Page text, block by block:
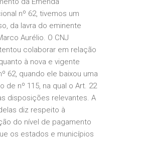
nº 62, tivemos um
da lavra do eminente
Aurélio. O CNJ
colaborar em relação
à nova e vigente
62, quando ele baixou uma
de nº 115, na qual o Art. 22
disposições relevantes. A
diz respeito à
do nível de pagamento
os estados e municípios